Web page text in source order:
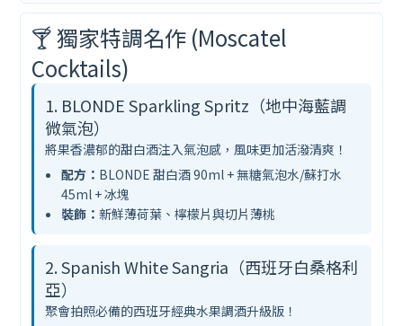
🍸 獨家特調名作 (Moscatel
Cocktails)
1. BLONDE Sparkling Spritz（地中海藍調
微氣泡）
將果香濃郁的甜白酒注入氣泡感，風味更加活潑清爽！
配方： BLONDE 甜白酒 90ml + 無糖氣泡水/蘇打水
45ml + 冰塊
裝飾： 新鮮薄荷葉、檸檬片與切片薄桃
2. Spanish White Sangria（西班牙白桑格利
亞）
聚會拍照必備的西班牙經典水果調酒升級版！